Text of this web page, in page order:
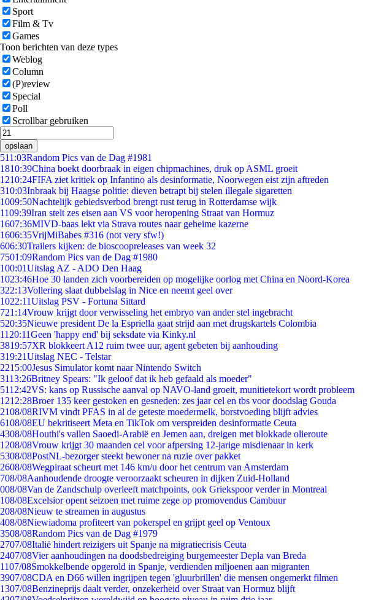
Sport
Film & Tv
Games
Toon berichten van deze types
Weblog
Column
(P)review
Special
Poll
Scrollbar gebruiken
opslaan
511:03Random Pics van de Dag #1981
1810:39China boekt doorbraak in eigen chipmachines, druk op ASML groeit
1210:24FIFA ziet kritiek op Infantino als desinformatie, Noorwegen eist zijn aftreden
310:03Inbraak bij Haagse politie: dieven betrapt bij stelen illegale sigaretten
1009:50Nachtelijk gebiedsverbod brengt rust terug in Rotterdamse wijk
1109:39Iran stelt zes eisen aan VS voor heropening Straat van Hormuz
1607:36MIVD-baas lekt via Strava routes naar geheime kazerne
1606:35VrijMiBabes #316 (not very sfw!)
606:30Trailers kijken: de bioscoopreleases van week 32
7501:09Random Pics van de Dag #1980
100:01Uitslag AZ - ADO Den Haag
1023:46Hoe 30 landen zich voorbereiden op mogelijke oorlog met China en Noord-Korea
322:13Vollering slaat dubbelslag in Nice en neemt geel over
1022:11Uitslag PSV - Fortuna Sittard
721:14Vrouw krijgt door verwisseling het embryo van ander stel ingebracht
520:35Nieuwe president De la Espriella gaat strijd aan met drugskartels Colombia
11 20:11Geen 'happy end' bij seksdate via Kinky.nl
3819:57XR blokkeert A12 ruim twee uur, agent gebeten bij aanhouding
319:21Uitslag NEC - Telstar
2215:00Jesus Simulator komt naar Nintendo Switch
3113:26Britney Spears: "Ik geloof dat ik heb gefaald als moeder"
5112:42VS: kans op Russische aanval op NAVO-land groeit, munitietekort wordt probleem
1212:28Broer 135 keer gestoken en gesneden: zes jaar cel en tbs voor doodslag Gouda
2108/08RIVM vindt PFAS in al de geteste moedermelk, borstvoeding blijft advies
6108/08EU bekritiseert Meta en TikTok om verspreiden desinformatie Ceuta
4308/08Houthi's vallen Saoedi-Arabië en Jemen aan, dreigen met blokkade olieroute
1208/08Vrouw krijgt 30 maanden cel voor afpersing 12-jarige misdienaar in kerk
5308/08PostNL-bezorger steekt bewoner na ruzie over pakket
2608/08Wegpiraat scheurt met 146 km/u door het centrum van Amsterdam
708/08Aanhoudende droogte veroorzaakt scheuren in dijken Zuid-Holland
008/08Van de Zandschulp overleeft matchpoints, ook Griekspoor verder in Montreal
108/08Excelsior opent seizoen met ruime zege op promovendus Cambuur
208/08Nieuw te streamen in augustus
408/08Niewiadoma profiteert van pokerspel en grijpt geel op Ventoux
3508/08Random Pics van de Dag #1979
2707/08Italië hindert reizigers uit Spanje na migratiecrisis Ceuta
2407/08Vier aanhoudingen na doodsbedreiging burgemeester Depla van Breda
1107/08Smokkelbende opgerold in Spanje, verdienden miljoenen aan migranten
3907/08CDA en D66 willen ingrijpen tegen 'gluurbrillen' die mensen ongemerkt filmen
1307/08Benzineprijs daalt verder, onzekerheid over Straat van Hormuz blijft